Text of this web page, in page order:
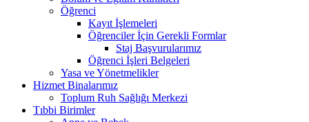
Öğrenci
Kayıt İşlemeleri
Öğrenciler İçin Gerekli Formlar
Staj Başvurularımız
Öğrenci İşleri Belgeleri
Yasa ve Yönetmelikler
Hizmet Binalarımız
Toplum Ruh Sağlığı Merkezi
Tıbbi Birimler